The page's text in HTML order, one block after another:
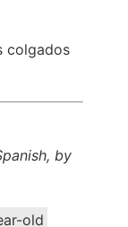
colgados
by
old